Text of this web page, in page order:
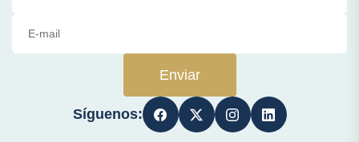
Enviar
Síguenos: